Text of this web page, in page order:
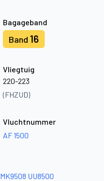
Bagageband
Band 16
Vliegtuig
220-223
(FHZUD)
Vluchtnummer
AF 1500
MK9508 UU8500